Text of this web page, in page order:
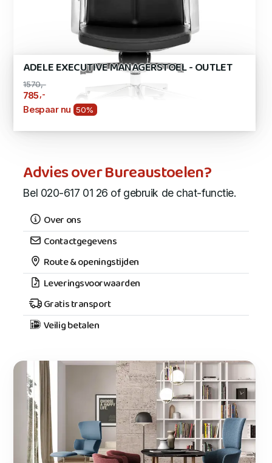
ADELE EXECUTIVE MANAGERSTOEL - OUTLET
1570,-
785,-
Bespaar nu 50%
Advies over Bureaustoelen?
Bel 020-617 01 26 of gebruik de chat-functie.
Over ons
Contactgegevens
Route & openingstijden
Leveringsvoorwaarden
Gratis transport
Veilig betalen